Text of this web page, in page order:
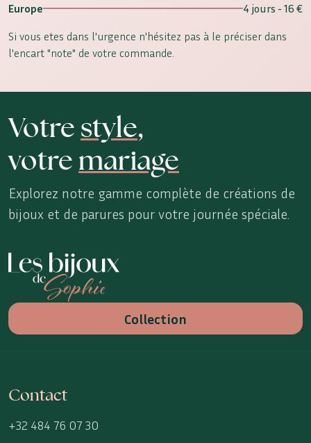
Europe
4 jours - 16 €
Si vous etes dans l'urgence n'hésitez pas à le préciser dans
l'encart "note" de votre commande.
Votrestyle,
votremariage
Explorez notre gamme complète de créations de
bijoux et de parures pour votre journée spéciale.
Les Bijoux de Sophie
Collection
Contact
+32 484 76 07 30